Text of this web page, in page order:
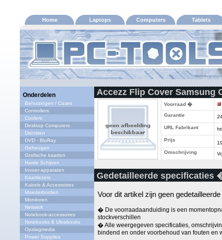
Home Laptops Computers Tablets
Onderdelen
Behuizingen / Cases
Controllers
Coolers
Desktop Computers
Diensten
DVD - BluRay
Geheugen
Grafische kaarten
Harde Schijven
Invoer-apparaten
Kaartlezers
Kabels & Accessoires
Moederborden
Monitoren
Netwerk
Notebook-accessoires
Notebooks & Ultrabooks
Opslagmedia
Power Supplies
Accezz Flip Cover Samsung
Voorraad �
Garantie
URL Fabrikant
Prijs
Omschrijving
Gedetailleerde specificaties
Voor dit artikel zijn geen
� De voorraadaanduiding is een
stockverschillen
� Alle weergegeven specificaties,
bindend en onder voorbehoud van fouten en